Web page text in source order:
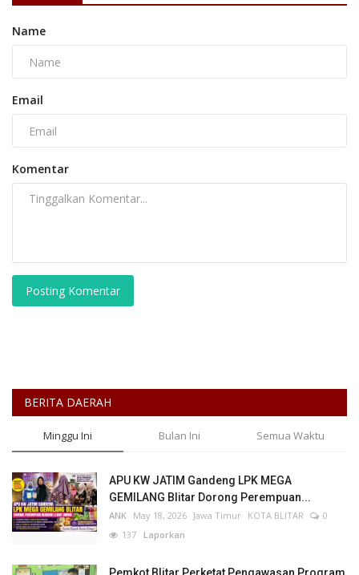
Name
Email
Komentar
Posting Komentar
BERITA DAERAH
Minggu Ini Bulan Ini Semua Waktu
APU KW JATIM Gandeng LPK MEGA
GEMILANG Blitar Dorong Perempuan...
ANK May 18, 2026 Jawa Timur KOTA BLITAR
0
137 Laporkan